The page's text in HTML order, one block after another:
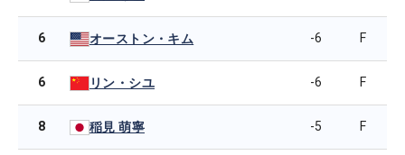
6 オーストン・キム -6 F
6 リン・シユ -6 F
8 稲見 萌寧 -5 F